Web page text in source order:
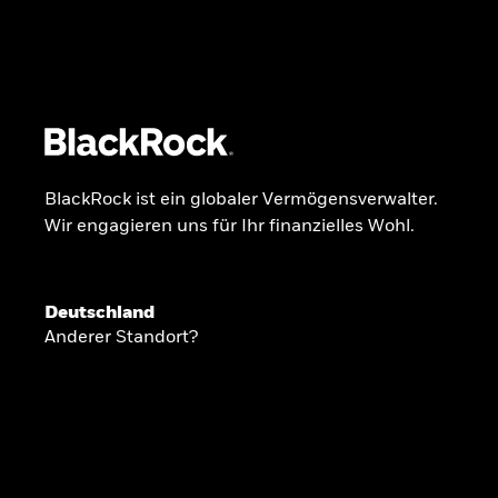
INSIDE THE MARKET
BlackRock ist ein globaler Vermögensverwalter.
Wir engagieren uns für Ihr finanzielles Wohl.
Deutschland
Anderer Standort?